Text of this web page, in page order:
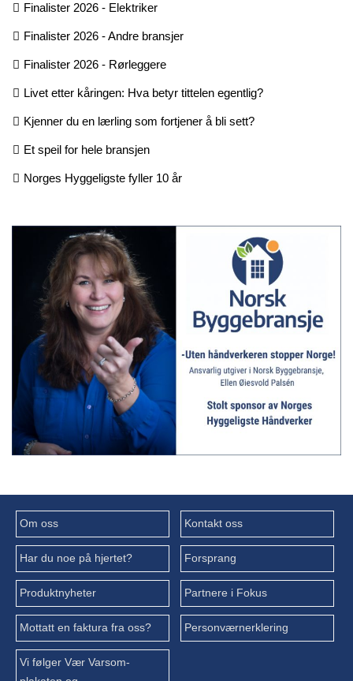
Finalister 2026 - Elektriker
Finalister 2026 - Andre bransjer
Finalister 2026 - Rørleggere
Livet etter kåringen: Hva betyr tittelen egentlig?
Kjenner du en lærling som fortjener å bli sett?
Et speil for hele bransjen
Norges Hyggeligste fyller 10 år
Om oss Kontakt oss
Har du noe på hjertet? Forsprang
Produktnyheter Partnere i Fokus
Mottatt en faktura fra oss? Personværnerklering
Vi følger Vær Varsom-